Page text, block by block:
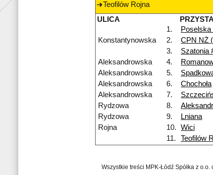
Teofilów Rojna
ULICA
1.
Poselska
Konstantynowska
2. CPN NŻ
3.
Szatonia
Aleksandrowska
4.
Aleksandrowska
5.
Aleksandrowska
6. Chochoła
Aleksandrowska
7.
Rydzowa
8.
Rydzowa
9. Lniana
Rojna
10. Wici
11.
Teofilów
Wszystkie treści MPK-Łódź Spółka z